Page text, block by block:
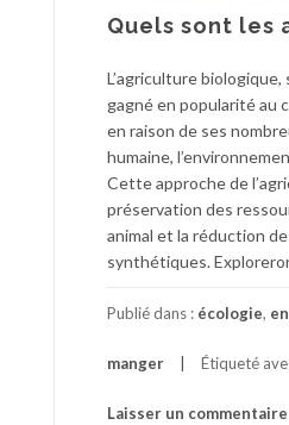
Quels sont les
L’agriculture biologique,
gagné en popularité au
en raison de ses
humaine,
Cette approche de
préservation des
animal et la réduction
synthétiques.
Publié dans : écologie,
manger Étiqueté
Laisser un commentaire